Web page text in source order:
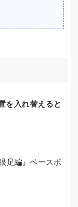
を入れ替えると
足編』ベースボ